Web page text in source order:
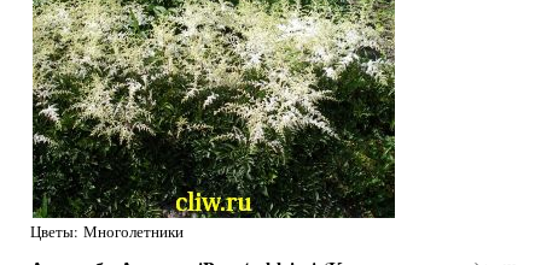
Цветы: Многолетники